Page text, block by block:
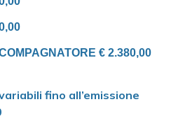
€ 2.380,00
fino all’emissione